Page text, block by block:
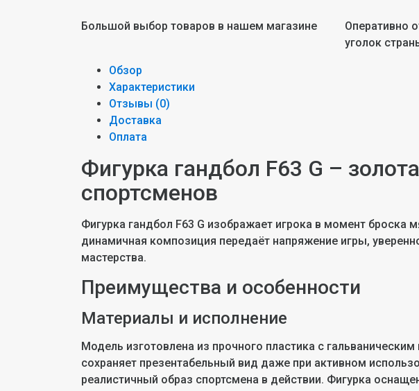
Большой выбор товаров в нашем магазине
Оперативно
уголок
Обзор
Характеристики
Отзывы (0)
Доставка
Оплата
Фигурка гандбол F63 G –
спортсменов
Фигурка гандбол F63 G изображает игрока в момент
динамичная композиция передаёт напряжение игры,
мастерства.
Преимущества и особенности
Материалы и исполнение
Модель изготовлена из прочного пластика с
сохраняет презентабельный вид даже при активном
реалистичный образ спортсмена в действии. Фигурка